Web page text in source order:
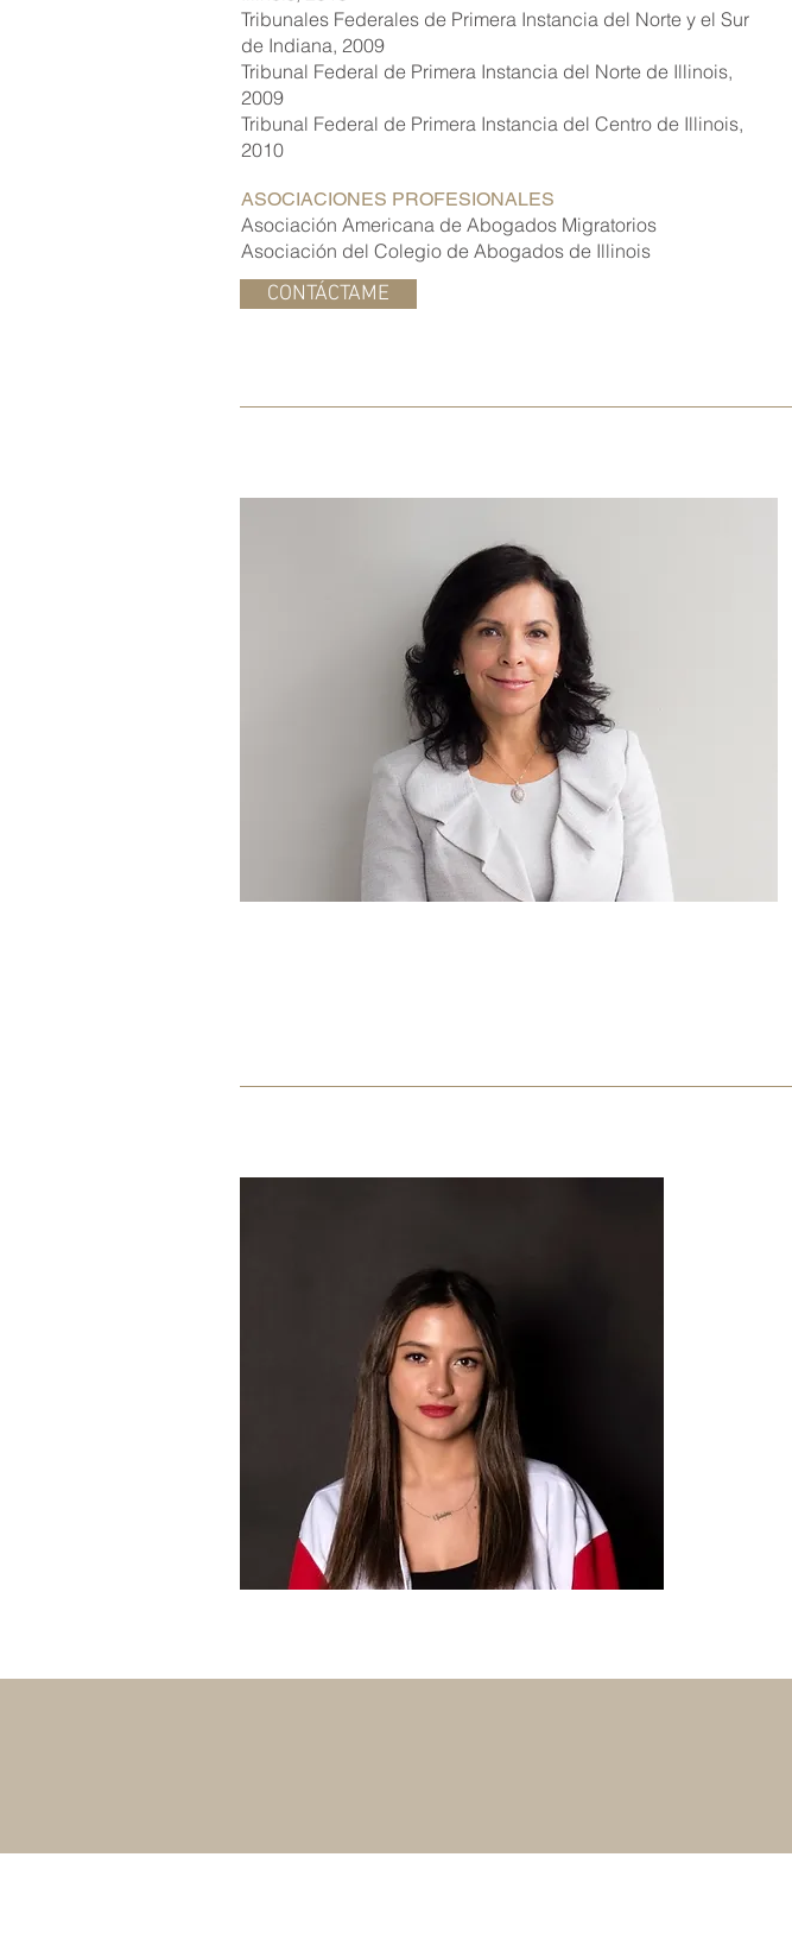
Tribunales Federales de Primera Instancia del Norte y el Sur
de Indiana, 2009
Tribunal Federal de Primera Instancia del Norte de Illinois,
2009
Tribunal Federal de Primera Instancia del Centro de Illinois,
2010
ASOCIACIONES PROFESIONALES
Asociación Americana de Abogados Migratorios
Asociación del Colegio de Abogados de Illinois
CONTÁCTAME